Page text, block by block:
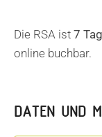
Die RSA ist 7
online buchbar.
DATEN UND